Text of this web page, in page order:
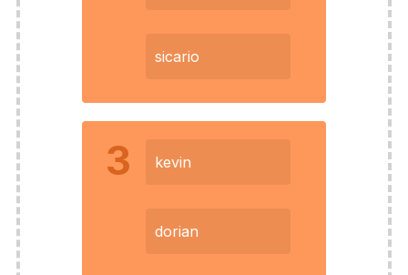
sicario
3 kevin
dorian